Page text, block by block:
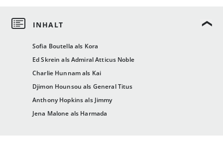
Sofia Boutella als Kora
Ed Skrein als Admiral Atticus Noble
Charlie Hunnam als Kai
Djimon Hounsou als General Titus
Anthony Hopkins als Jimmy
Jena Malone als Harmada